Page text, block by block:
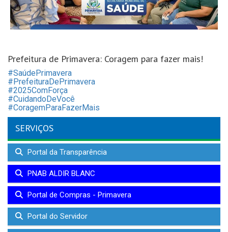
Prefeitura de Primavera: Coragem para fazer mais!
#SaúdePrimavera
#PrefeituraDePrimavera
#2025ComForça
#CuidandoDeVocê
#CoragemParaFazerMais
SERVIÇOS
Portal da Transparência
PNAB ALDIR BLANC
Portal de Compras - Primavera
Portal do Servidor